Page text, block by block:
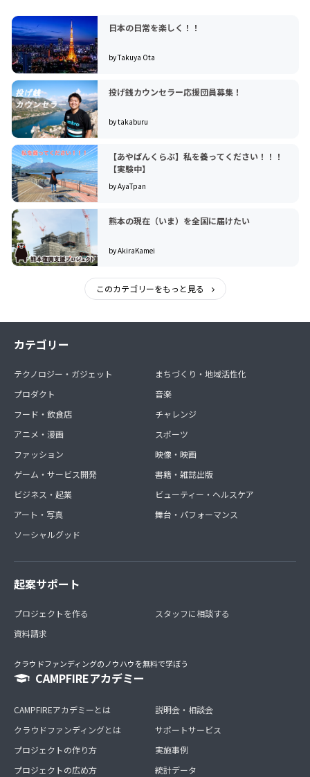
日本の日常を楽しく！！
by Takuya Ota
投げ銭カウンセラー応援団員募集！
by takaburu
【あやぱんくらぶ】私を養ってください！！！
【実験中】
by AyaTpan
熊本の現在（いま）を全国に届けたい
by AkiraKamei
このカテゴリーをもっと見る
カテゴリー
テクノロジー・ガジェット
プロダクト
フード・飲食店
アニメ・漫画
ファッション
ゲーム・サービス開発
ビジネス・起業
アート・写真
ソーシャルグッド
まちづくり・地域活性化
音楽
チャレンジ
スポーツ
映像・映画
書籍・雑誌出版
ビューティー・ヘルスケア
舞台・パフォーマンス
起案サポート
プロジェクトを作る
資料請求
スタッフに相談する
クラウドファンディングのノウハウを無料で学ぼう
CAMPFIREアカデミー
CAMPFIREアカデミーとは
クラウドファンディングとは
プロジェクトの作り方
プロジェクトの広め方
説明会・相談会
サポートサービス
実施事例
統計データ